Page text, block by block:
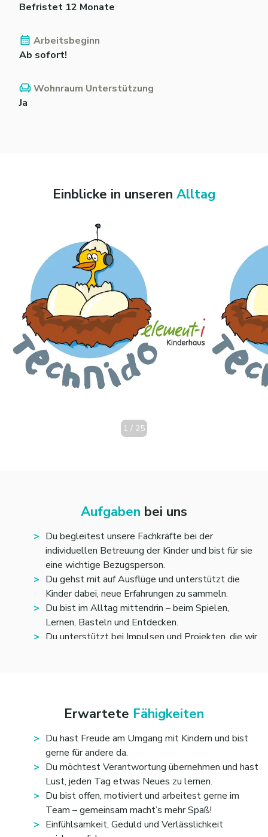
Befristet 12 Monate
Arbeitsbeginn
Ab sofort!
Wohnraum Unterstützung
Ja
Einblicke in unseren Alltag
1 / 25
Aufgaben bei uns
Du begleitest unsere Fachkräfte bei der
individuellen Betreuung der Kinder und bist für sie
eine wichtige Bezugsperson.
Du gehst mit auf Ausflüge und unterstützt die
Kinder dabei, neue Erfahrungen zu sammeln.
Du bist im Alltag mittendrin – beim Spielen,
Lernen, Basteln und Entdecken.
Du unterstützt bei Impulsen und Projekten, die wir
Tätigkeiten.
Erwartete Fähigkeiten
Du hast Freude am Umgang mit Kindern und bist
gerne für andere da.
Du möchtest Verantwortung übernehmen und hast
Lust, jeden Tag etwas Neues zu lernen.
Du bist offen, motiviert und arbeitest gerne im
Team – gemeinsam macht’s mehr Spaß!
Einfühlsamkeit, Geduld und Verlässlichkeit